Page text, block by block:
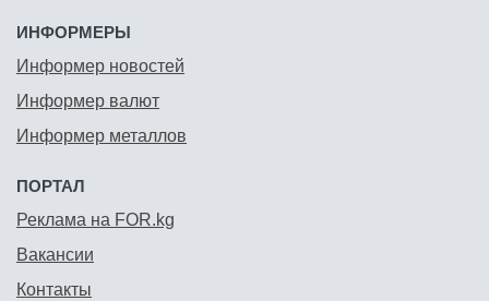
ИНФОРМЕРЫ
Информер новостей
Информер валют
Информер металлов
ПОРТАЛ
Реклама на FOR.kg
Вакансии
Контакты